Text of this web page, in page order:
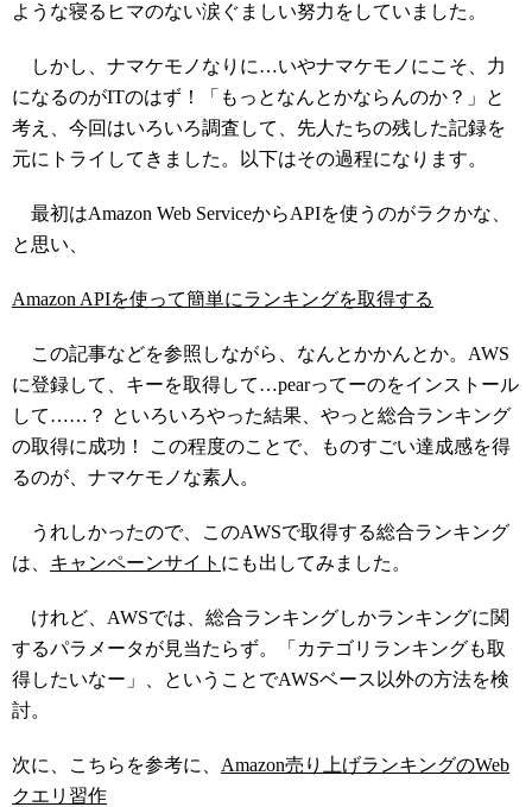
ような寝るヒマのない涙ぐましい努力をしていました。
しかし、ナマケモノなりに…いやナマケモノにこそ、力
になるのがITのはず！「もっとなんとかならんのか？」と
考え、今回はいろいろ調査して、先人たちの残した記録を
元にトライしてきました。以下はその過程になります。
最初はAmazon Web ServiceからAPIを使うのがラクかな、
と思い、
Amazon APIを使って簡単にランキングを取得する
この記事などを参照しながら、なんとかかんとか。AWS
に登録して、キーを取得して…pearってーのをインストール
して……？ といろいろやった結果、やっと総合ランキング
の取得に成功！ この程度のことで、ものすごい達成感を得
るのが、ナマケモノな素人。
うれしかったので、このAWSで取得する総合ランキング
は、 キャンペーンサイト にも出してみました。
けれど、AWSでは、総合ランキングしかランキングに関
するパラメータが見当たらず。「カテゴリランキングも取
得したいなー」、ということでAWSベース以外の方法を検
討。
次に、こちらを参考に、 Amazon売り上げランキングのWeb
クエリ習作